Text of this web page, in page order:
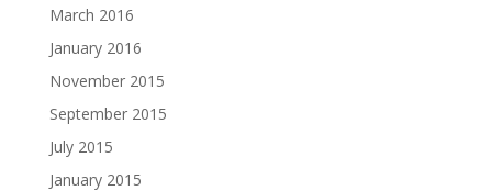
March 2016
January 2016
November 2015
September 2015
July 2015
January 2015